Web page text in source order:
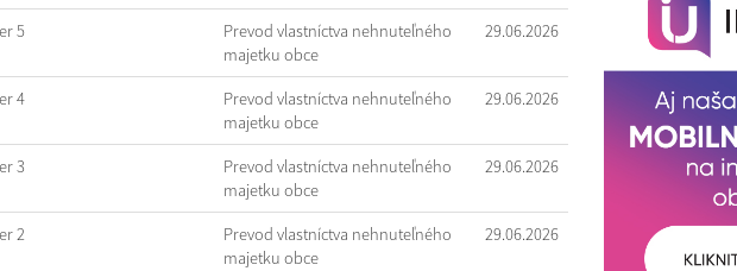
5
Prevod vlastníctva nehnuteľného
majetku obce
29.06.2026
4
Prevod vlastníctva nehnuteľného
majetku obce
29.06.2026
3
Prevod vlastníctva nehnuteľného
majetku obce
29.06.2026
2
Prevod vlastníctva nehnuteľného
majetku obce
29.06.2026